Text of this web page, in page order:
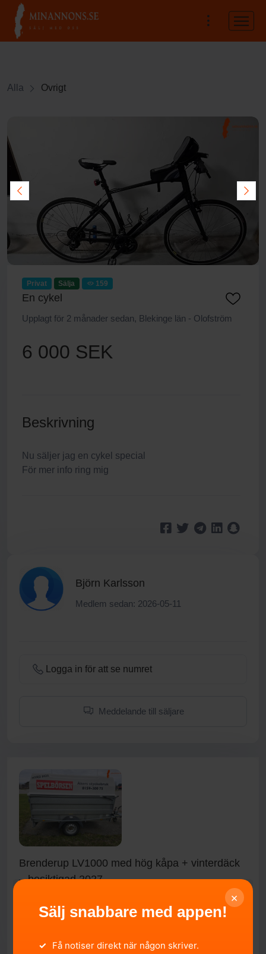
Alla Övrigt
Privat Sälja 159
En cykel
Upplagt för 2 månader sedan, Blekinge län - Olofström
6 000 SEK
Beskrivning
Nu säljer jag en cykel special
För mer info ring mig
Björn Karlsson
Medlem sedan: 2026-05-11
Logga in för att se numret
Meddelande till säljare
Brenderup LV1000 med hög kåpa + vinterdäck
– besiktigad 2027
24 999 SEK
HÖGSTBJUDANDE SÄLJA
×
Sälj snabbare med appen!
✓ Få notiser direkt när någon skriver.